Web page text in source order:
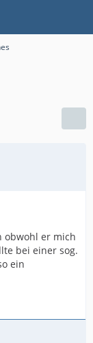
obwohl er mich
bei einer sog.
ein